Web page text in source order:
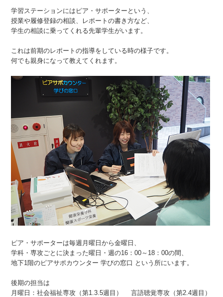
学習ステーションにはピア・サポーターという、
授業や履修登録の相談、レポートの書き方など、
学生の相談に乗ってくれる先輩学生がいます。
これは前期のレポートの指導をしている時の様子です。
何でも親身になって教えてくれます。
ピア・サポーターは毎週月曜日から金曜日、
学科・専攻ごとに決まった曜日・週の16：00～18：00の間、
地下1階のピアサポカウンター 学びの窓口 という所にいます。
後期の担当は
月曜日：社会福祉専攻（第1.3.5週目） 言語聴覚専攻（第2.4週目）